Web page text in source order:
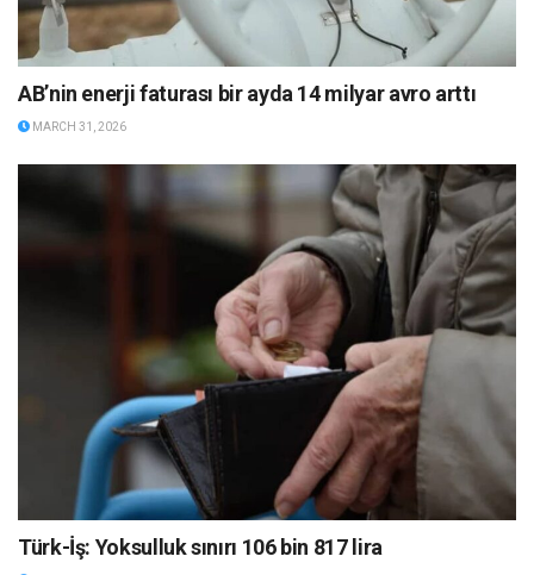
AB’nin enerji faturası bir ayda 14 milyar avro arttı
MARCH 31, 2026
Türk-İş: Yoksulluk sınırı 106 bin 817 lira